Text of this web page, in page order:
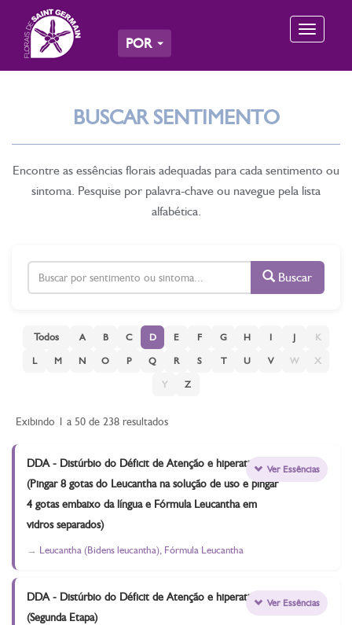
Toggle
POR
BUSCAR SENTIMENTO
Encontre as essências florais adequadas para cada sentimento ou
sintoma. Pesquise por palavra-chave ou navegue pela lista
alfabética.
Buscar
Todos A B C D E F G H I J K
L M N O P Q R S T U V W X
Y Z
Exibindo 1 a 50 de 238 resultados
DDA - Distúrbio do Déficit de Atenção e hiperativos
(Pingar 8 gotas do Leucantha na solução de uso e pingar
4 gotas embaixo da língua e Fórmula Leucantha em
vidros separados)
Leucantha (Bidens leucantha), Fórmula Leucantha
Ver Essências
DDA - Distúrbio do Déficit de Atenção e hiperativos
(Segunda Etapa)
Ver Essências